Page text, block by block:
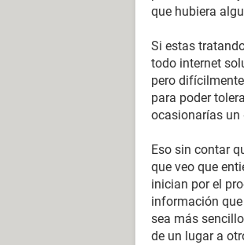
que hubiera
Si estas
todo internet
pero
para poder
ocasionarías un
Eso sin contar
que veo que
inician por el
información
sea más
de un lugar a